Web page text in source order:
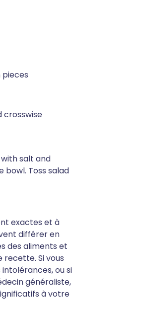
pieces
crosswise
salt and
bowl. Toss salad
exactes et à
différer en
des aliments et
Si vous
ou si
généraliste,
à votre